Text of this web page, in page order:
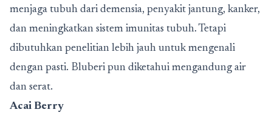
menjaga tubuh dari demensia, penyakit jantung, kanker,
dan meningkatkan sistem imunitas tubuh. Tetapi
dibutuhkan penelitian lebih jauh untuk mengenali
dengan pasti. Bluberi pun diketahui mengandung air
dan serat.
Acai Berry